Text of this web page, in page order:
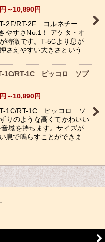
円 ～10,890円
2F/RT-2F コルネチー
やすさNo.1！ アケタ・オ
特徴です。T-5Cより息が
さえやすい大きさという…
1C/RT-1C ピッコロ ソプ
円 ～10,890円
1C/RT-1C ピッコロ ソ
りのような高くてかわいい
域を持ちます。サイズが
息で鳴らすことができま